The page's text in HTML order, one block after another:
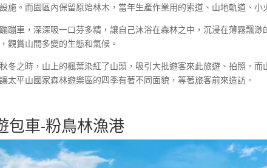
施。而園區內保留原始林木，當年生產作業用的索道、山地軌道、小
蹦車，深深吸一口芬多精，讓自己沐浴在森林之中，沉浸在薄霧飄
觀賞山間多變的生態和氣候。
冬之時，山上的楓葉染紅了山頭，吸引大批遊客來此旅遊、拍照。
太平山國家森林遊樂區的四季有著不同面貌，等著旅客前來造訪。
包車-粉鳥林漁港